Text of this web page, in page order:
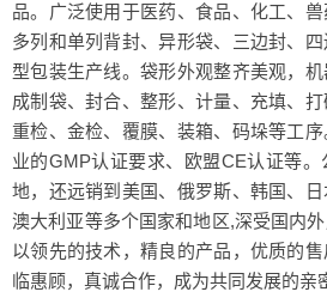
品。广泛使用于医药、食品、化工、
多列和单列背封、异形袋、三边封、
型包装生产线。袋形外观整齐美观，
成制袋、封合、整形、计量、充填、打
重检、金检、覆膜、装箱、码垛等工
业的GMP认证要求、欧盟CE认证等
地，还远销到美国、俄罗斯、韩国、日
澳大利亚等多个国家和地区,深受国内
以领先的技术，精良的产品，优质的
临惠顾，真诚合作，成为共同发展的亲